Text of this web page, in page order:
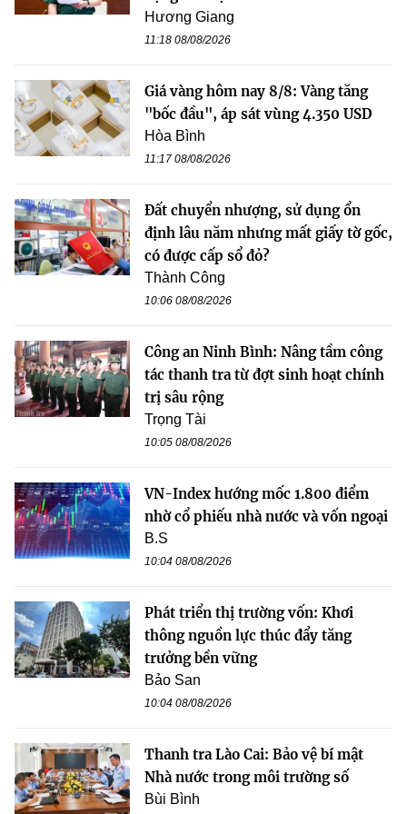
Hương Giang
11:18 08/08/2026
Giá vàng hôm nay 8/8: Vàng tăng
"bốc đầu", áp sát vùng 4.350 USD
Hòa Bình
11:17 08/08/2026
Đất chuyển nhượng, sử dụng ổn
định lâu năm nhưng mất giấy tờ gốc,
có được cấp sổ đỏ?
Thành Công
10:06 08/08/2026
Công an Ninh Bình: Nâng tầm công
tác thanh tra từ đợt sinh hoạt chính
trị sâu rộng
Trọng Tài
10:05 08/08/2026
VN-Index hướng mốc 1.800 điểm
nhờ cổ phiếu nhà nước và vốn ngoại
B.S
10:04 08/08/2026
Phát triển thị trường vốn: Khơi
thông nguồn lực thúc đẩy tăng
trưởng bền vững
Bảo San
10:04 08/08/2026
Thanh tra Lào Cai: Bảo vệ bí mật
Nhà nước trong môi trường số
Bùi Bình